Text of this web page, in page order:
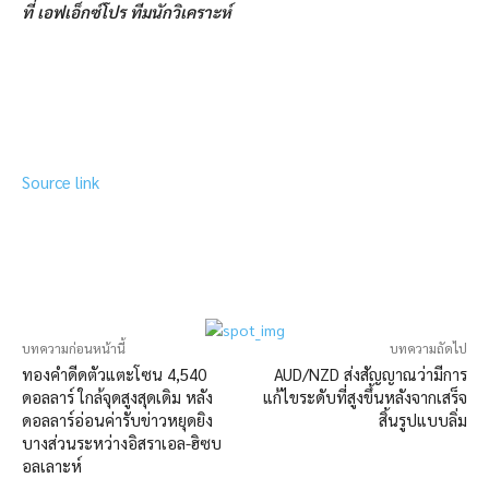
ที่เอฟเอ็กซ์โปรทีมนักวิเคราะห์
Source link
บทความก่อนหน้านี้
ทองคำดีดตัวแตะโซน 4,540
ดอลลาร์ ใกล้จุดสูงสุดเดิม หลัง
ดอลลาร์อ่อนค่ารับข่าวหยุดยิง
บางส่วนระหว่างอิสราเอล-ฮิซบ
อลเลาะห์
บทความถัดไป
AUD/NZD ส่งสัญญาณว่ามีการ
แก้ไขระดับที่สูงขึ้นหลังจากเสร็จ
สิ้นรูปแบบลิ่ม